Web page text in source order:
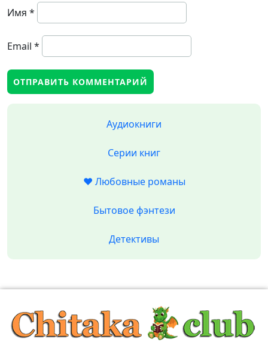
Имя *
Email *
Аудиокниги
Серии книг
❤️ Любовные романы
Бытовое фэнтези
Детективы